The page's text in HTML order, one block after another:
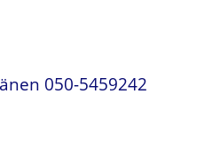
050-5459242